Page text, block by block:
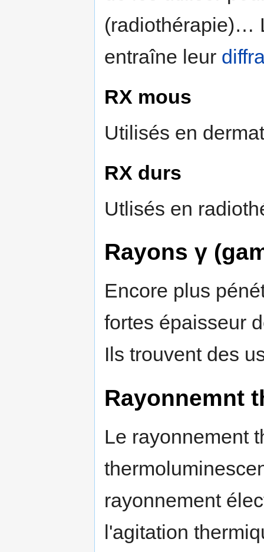
(radiothérapie)…
entraîne leur
RX mous
Utilisés en
RX durs
Utlisés en
Rayons γ
Encore plus
fortes épaisseur
Ils trouvent des
Rayonnemnt
Le rayonnement
rayonnement
l'agitation